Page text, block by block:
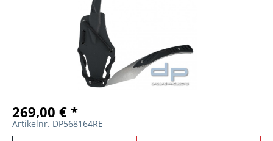
269,00 € *
Artikelnr. DP568164RE